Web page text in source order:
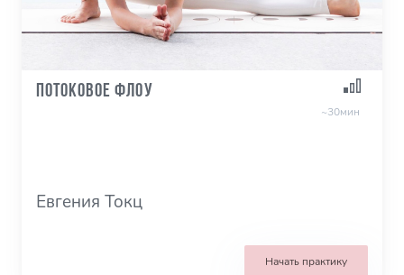
Потоковое Флоу
~30мин
Евгения Токц
Начать практику